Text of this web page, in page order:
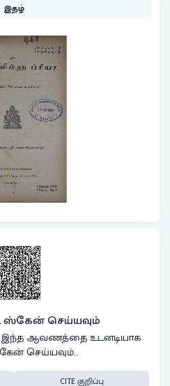
இதழ்
ஸ்கேன் செய்யவும்
இந்த ஆவணத்தை உடனடியாக
செய்யவும்..
CITE குறிப்பு